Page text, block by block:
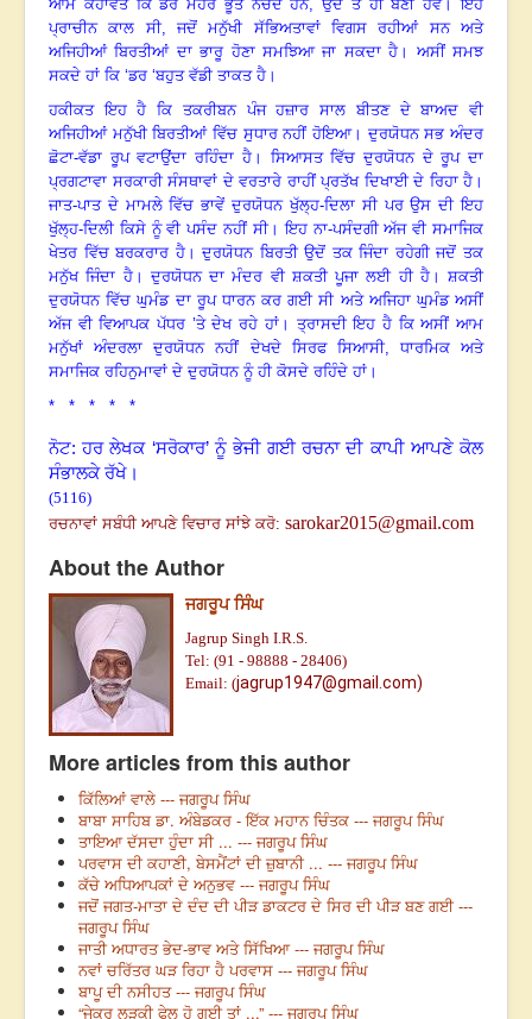
ਆਮ ਕਹਾਵਤ ਕਿ ਡਰ ਮੋਹਰੇ ਭੂਤ ਨੱਚਦੇ ਹਨ, ਉਦੋਂ ਤੋਂ ਹੀ ਬਣੀ ਹੋਵੇ।ਇਹ
ਪ੍ਰਾਚੀਨ ਕਾਲ ਸੀ, ਜਦੋਂ ਮਨੁੱਖੀ ਸੱਭਿਅਤਾਵਾਂ ਵਿਗਸ ਰਹੀਆਂ ਸਨ ਅਤੇ
ਅਜਿਹੀਆਂ ਬਿਰਤੀਆਂ ਦਾ ਭਾਰੂ ਹੋਣਾ ਸਮਝਿਆ ਜਾ ਸਕਦਾ ਹੈ । ਅਸੀਂ ਸਮਝ
ਸਕਦੇ ਹਾਂ ਕਿ ‘ਡਰ ‘ਬਹੁਤ ਵੱਡੀ ਤਾਕਤ ਹੈ ।
ਹਕੀਕਤ ਇਹ ਹੈ ਕਿ ਤਕਰੀਬਨ ਪੰਜ ਹਜ਼ਾਰ ਸਾਲ ਬੀਤਣ ਦੇ ਬਾਅਦ ਵੀ
ਅਜਿਹੀਆਂ ਮਨੁੱਖੀ ਬਿਰਤੀਆਂ ਵਿੱਚ ਸੁਧਾਰ ਨਹੀਂ ਹੋਇਆ। ਦੁਰਯੋਧਨ ਸਭ ਅੰਦਰ
ਛੋਟਾ-ਵੱਡਾ ਰੂਪ ਵਟਾਉਂਦਾ ਰਹਿੰਦਾ ਹੈ। ਸਿਆਸਤ ਵਿੱਚ ਦੁਰਯੋਧਨ ਦੇ ਰੂਪ ਦਾ
ਪ੍ਰਗਟਾਵਾ ਸਰਕਾਰੀ ਸੰਸਥਾਵਾਂ ਦੇ ਵਰਤਾਰੇ ਰਾਹੀਂ ਪ੍ਰਤੱਖ ਦਿਖਾਈ ਦੇ ਰਿਹਾ ਹੈ ।
ਜਾਤ-ਪਾਤ ਦੇ ਮਾਮਲੇ ਵਿੱਚ ਭਾਵੇਂ ਦੁਰਯੋਧਨ ਖੁੱਲ੍ਹ-ਦਿਲਾ ਸੀ ਪਰ ਉਸ ਦੀ ਇਹ
ਖੁੱਲ੍ਹ-ਦਿਲੀ ਕਿਸੇ ਨੂੰ ਵੀ ਪਸੰਦ ਨਹੀਂ ਸੀ।ਇਹ ਨਾ-ਪਸੰਦਗੀ ਅੱਜ ਵੀ ਸਮਾਜਿਕ
ਖੇਤਰ ਵਿੱਚ ਬਰਕਰਾਰ ਹੈ।ਦੁਰਯੋਧਨ ਬਿਰਤੀ ਉਦੋਂ ਤਕ ਜਿੰਦਾ ਰਹੇਗੀ ਜਦੋਂ ਤਕ
ਮਨੁੱਖ ਜਿੰਦਾ ਹੈ। ਦੁਰਯੋਧਨ ਦਾ ਮੰਦਰ ਵੀ ਸ਼ਕਤੀ ਪੂਜਾ ਲਈ ਹੀ ਹੈ। ਸ਼ਕਤੀ
ਦੁਰਯੋਧਨ ਵਿੱਚ ਘੁਮੰਡ ਦਾ ਰੂਪ ਧਾਰਨ ਕਰ ਗਈ ਸੀ ਅਤੇ ਅਜਿਹਾ ਘੁਮੰਡ ਅਸੀਂ
ਅੱਜ ਵੀ ਵਿਆਪਕ ਪੱਧਰ ’ਤੇ ਦੇਖ ਰਹੇ ਹਾਂ। ਤ੍ਰਾਸਦੀ ਇਹ ਹੈ ਕਿ ਅਸੀਂ ਆਮ
ਮਨੁੱਖਾਂ ਅੰਦਰਲਾ ਦੁਰਯੋਧਨ ਨਹੀਂ ਦੇਖਦੇ ਸਿਰਫ ਸਿਆਸੀ, ਧਾਰਮਿਕ ਅਤੇ
ਸਮਾਜਿਕ ਰਹਿਨੁਮਾਵਾਂ ਦੇ ਦੁਰਯੋਧਨ ਨੂੰ ਹੀ ਕੋਸਦੇ ਰਹਿੰਦੇ ਹਾਂ ।
* * * * *
ਨੋਟ: ਹਰ ਲੇਖਕ ‘ਸਰੋਕਾਰ’ ਨੂੰ ਭੇਜੀ ਗਈ ਰਚਨਾ ਦੀ ਕਾਪੀ ਆਪਣੇ ਕੋਲ
ਸੰਭਾਲਕੇ ਰੱਖੇ।
(5116)
ਰਚਨਾਵਾਂ ਸਬੰਧੀ ਆਪਣੇ ਵਿਚਾਰ ਸਾਂਝੇ ਕਰੋ: sarokar2015@gmail.com
About the Author
ਜਗਰੂਪ ਸਿੰਘ
Jagrup Singh I.R.S.
Tel: (91 - 98888 - 28406)
Email: (jagrup1947@gmail.com)
More articles from this author
ਕਿੱਲਿਆਂ ਵਾਲੇ --- ਜਗਰੂਪ ਸਿੰਘ
ਬਾਬਾ ਸਾਹਿਬ ਡਾ. ਅੰਬੇਡਕਰ - ਇੱਕ ਮਹਾਨ ਚਿੰਤਕ --- ਜਗਰੂਪ ਸਿੰਘ
ਤਾਇਆ ਦੱਸਦਾ ਹੁੰਦਾ ਸੀ ... --- ਜਗਰੂਪ ਸਿੰਘ
ਪਰਵਾਸ ਦੀ ਕਹਾਣੀ, ਬੇਸਮੈਂਟਾਂ ਦੀ ਜ਼ੁਬਾਨੀ ... --- ਜਗਰੂਪ ਸਿੰਘ
ਕੱਚੇ ਅਧਿਆਪਕਾਂ ਦੇ ਅਨੁਭਵ --- ਜਗਰੂਪ ਸਿੰਘ
ਜਦੋਂ ਜਗਤ-ਮਾਤਾ ਦੇ ਦੰਦ ਦੀ ਪੀੜ ਡਾਕਟਰ ਦੇ ਸਿਰ ਦੀ ਪੀੜ ਬਣ ਗਈ ---
ਜਗਰੂਪ ਸਿੰਘ
ਜਾਤੀ ਅਧਾਰਤ ਭੇਦ-ਭਾਵ ਅਤੇ ਸਿੱਖਿਆ --- ਜਗਰੂਪ ਸਿੰਘ
ਨਵਾਂ ਚਰਿੱਤਰ ਘੜ ਰਿਹਾ ਹੈ ਪਰਵਾਸ --- ਜਗਰੂਪ ਸਿੰਘ
ਬਾਪੂ ਦੀ ਨਸੀਹਤ --- ਜਗਰੂਪ ਸਿੰਘ
“ਜੇਕਰ ਲੜਕੀ ਫੇਲ ਹੋ ਗਈ ਤਾਂ ...” --- ਜਗਰੂਪ ਸਿੰਘ